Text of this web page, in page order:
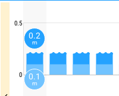
0.5
0 0.1
m
0.2
m